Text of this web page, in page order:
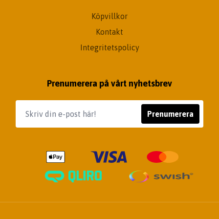
Köpvillkor
Kontakt
Integritetspolicy
Prenumerera på vårt nyhetsbrev
Prenumerera